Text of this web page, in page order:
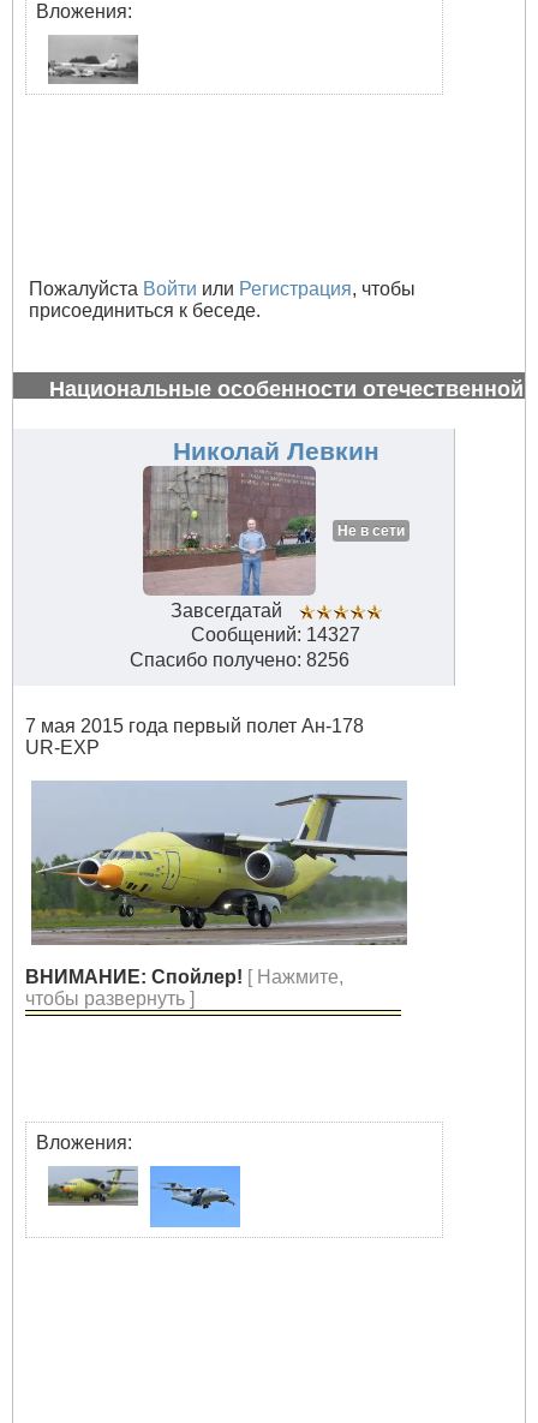
Вложения:
Пожалуйста Войти или Регистрация, чтобы
присоединиться к беседе.
Национальные особенности отечественной
Николай Левкин
Не в сети
Завсегдатай
Сообщений: 14327
Спасибо получено: 8256
7 мая 2015 года первый полет Ан-178
UR-EXP
ВНИМАНИЕ: Спойлер! [ Нажмите,
чтобы развернуть ]
Вложения: